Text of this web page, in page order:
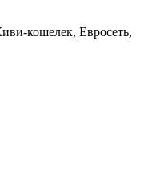
кошелек, Евросеть,